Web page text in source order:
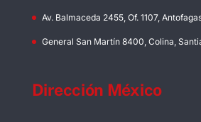
Av. Balmaceda 2455, Of. 1107,
General San Martín 8400, Colina,
Dirección México